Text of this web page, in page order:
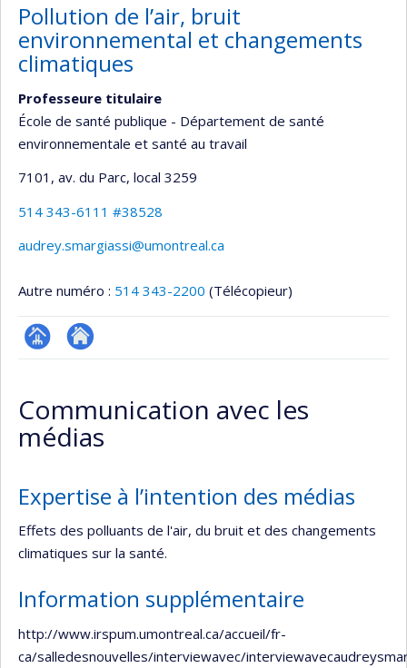
Pollution de l’air, bruit
environnemental et changements
climatiques
Professeure titulaire
École de santé publique - Département de santé
environnementale et santé au travail
7101, av. du Parc, local 3259
514 343-6111 #38528
audrey.smargiassi@umontreal.ca
Autre numéro : 514 343-2200 (Télécopieur)
Page
(faculté,département,école)
Autre
web
Communication avec les
médias
Expertise à l’intention des médias
Effets des polluants de l'air, du bruit et des changements
climatiques sur la santé.
Information supplémentaire
http://www.irspum.umontreal.ca/accueil/fr-
ca/salledesnouvelles/interviewavec/